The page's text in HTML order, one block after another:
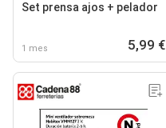
Set prensa ajos + pelador
1 mes 5,99 €